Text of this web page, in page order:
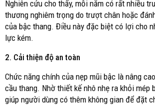
Nghiên cứu cho thấy, mỗi năm có rất nhiều
thương nghiêm trọng do trượt chân hoặc
của bậc thang. Điều này đặc biệt có lợi cho
lực kém.
2. Cải thiện độ an toàn
Chức năng chính của nẹp mũi bậc là nâng
cầu thang. Nhờ thiết kế nhô nhẹ ra khỏi mép
giúp người dùng có thêm không gian để đặt